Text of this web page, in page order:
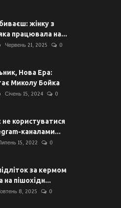
жінку з
працювала на...
Червень 21, 2025 0
Нова Ера:
Миколу Бойка
Січень 15, 2024 0
не користуватися
каналами...
15, 2022 0
за кермом
на пішохідн...
8, 2025 0